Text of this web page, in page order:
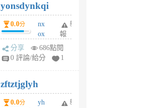
6
個
月
前
yonsdynkqi
0.0分
nx
ox
rh
pe
月
前
舉
報
分享
686點閱
0 評論/給分
1
zftztjglyh
0.0分
yh
舉